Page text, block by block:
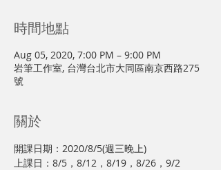
時間地點
Aug 05, 2020, 7:00 PM – 9:00 PM
岩筆工作室, 台灣台北市大同區南京西路275
號
關於
開課日期：2020/8/5(週三晚上)
上課日：8/5，8/12，8/19，8/26，9/2